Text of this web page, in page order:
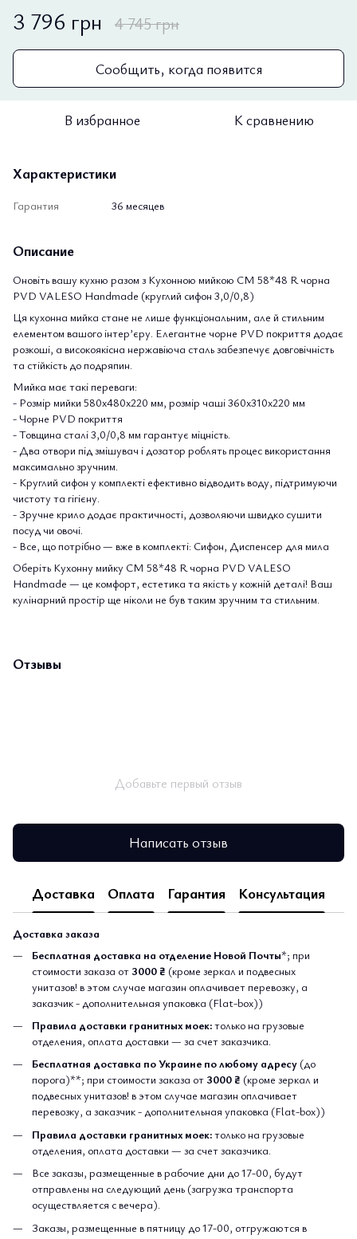
3 796 грн 4 745 грн
Сообщить, когда появится
В избранное К сравнению
Характеристики
Гарантия 36 месяцев
Описание
Оновіть вашу кухню разом з Кухонною мийкою CM 58*48 R чорна
PVD VALESO Handmade (круглий сифон 3,0/0,8)
Ця кухонна мийка стане не лише функціональним, але й стильним
елементом вашого інтер’єру. Елегантне чорне PVD покриття додає
розкоші, а високоякісна нержавіюча сталь забезпечує довговічність
та стійкість до подряпин.
Мийка має такі переваги:
- Розмір мийки 580х480х220 мм, розмір чаші 360х310х220 мм
- Чорне PVD покриття
- Товщина сталі 3,0/0,8 мм гарантує міцність.
- Два отвори під змішувач і дозатор роблять процес використання
максимально зручним.
- Круглий сифон у комплекті ефективно відводить воду, підтримуючи
чистоту та гігієну.
- Зручне крило додає практичності, дозволяючи швидко сушити
посуд чи овочі.
- Все, що потрібно — вже в комплекті: Сифон, Диспенсер для мила
Оберіть Кухонну мийку CM 58*48 R чорна PVD VALESO
Handmade — це комфорт, естетика та якість у кожній деталі! Ваш
кулінарний простір ще ніколи не був таким зручним та стильним.
Отзывы
Добавьте первый отзыв
Написать отзыв
Доставка Оплата Гарантия Консультация
Доставка заказа
Бесплатная доставка на отделение Новой Почты*; при
стоимости заказа от3000 ₴ (кроме зеркал и подвесных
унитазов! в этом случае магазин оплачивает перевозку, а
заказчик - дополнительная упаковка (Flat-box))
Правила доставки гранитных моек:только на грузовые
отделения, оплата доставки — за счет заказчика.
Бесплатная доставка по Украине по любому адресу (до
порога)**; при стоимости заказа от3000 ₴ (кроме зеркал и
подвесных унитазов! в этом случае магазин оплачивает
перевозку, а заказчик - дополнительная упаковка (Flat-box))
Правила доставки гранитных моек:только на грузовые
отделения, оплата доставки — за счет заказчика.
Все заказы, размещенные в рабочие дни до 17-00, будут
отправлены на следующий день (загрузка транспорта
осуществляется с вечера).
Заказы, размещенные в пятницу до 17-00, отгружаются в